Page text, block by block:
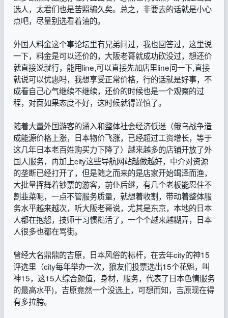
选人，太君们也是苦照骗久矣。总之，非要去的话就是小心
点吧，尽量别选看着油的。
外国人料金这个事论坛里有兄弟问过，我也回答过，这里说
一下，料金是可以还价的，大阪老哥就成功砍没过，想还价
就直接说就行，能用line,可以直接先加店里line问一下,直接
就说可以优惠吗，我想享受正常价格，行的话就是好事，不
成看自己心气继续不继续，还价的时候也是一个观察的过
程，对面如果态度不好，这时候就得谨慎了。
随着大量外国游客的涌入和整体社会经济低迷（俄乌战争造
成能源价格上涨，日本物价飞涨，已经超过工资增长，等于
这几年日本老百姓购买力下降了）越来越多的店铺开放了外
国人服务，再加上city这些导航网站越做越好，中介对资源
的垄断已经打开了，但是随之而来的是店家开始竭泽而渔，
大批量挥舞着钞票的游客，前仆后继，有几个老板能忍住不
割韭菜呢，一点不管服务质量，就想着收割，带动着整体服
务水平越来越次，听大阪老哥说，尤其是东京，本地的日本
人都在抱怨，技师干习惯糙活了，一个个越来越糊弄，日本
人很多也都在骂街。
曾经大名鼎鼎的吉原，日本风俗的标杆，在去年city的神15
评选里（city每年举办一次，狼友们投票选出15个花魁，叫
神15，这15人综合颜值，身材，服务，代表了日本色情服务
的最高水平)，吉原竟然一个没选上，可想而知，吉原现在得
有多拉胯。